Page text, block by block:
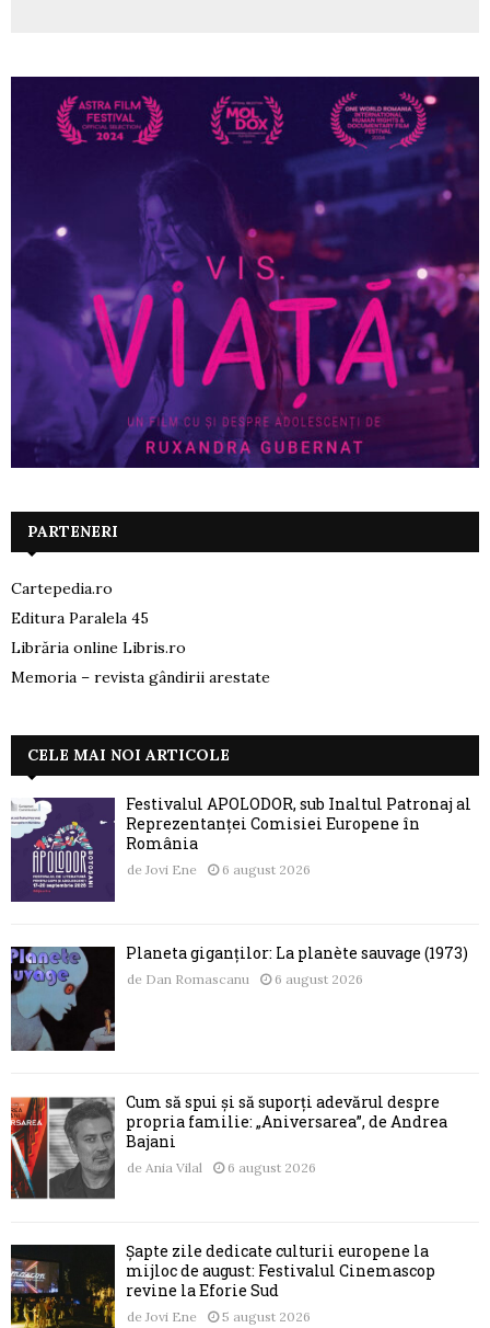
PARTENERI
Cartepedia.ro
Editura Paralela 45
Librăria online Libris.ro
Memoria – revista gândirii arestate
CELE MAI NOI ARTICOLE
Festivalul APOLODOR, sub Înaltul Patronaj al
Reprezentanței Comisiei Europene în
România
de Jovi Ene 6 august 2026
Planeta giganților: La planète sauvage (1973)
de Dan Romascanu 6 august 2026
Cum să spui și să suporți adevărul despre
propria familie: „Aniversarea”, de Andrea
Bajani
de Ania Vilal 6 august 2026
Șapte zile dedicate culturii europene la
mijloc de august: Festivalul Cinemascop
revine la Eforie Sud
de Jovi Ene 5 august 2026